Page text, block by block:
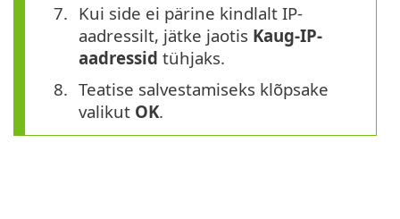
Kui side ei pärine kindlalt IP-
aadressilt, jätke jaotis Kaug-IP-
aadressid tühjaks.
Teatise salvestamiseks klõpsake
valikut OK.